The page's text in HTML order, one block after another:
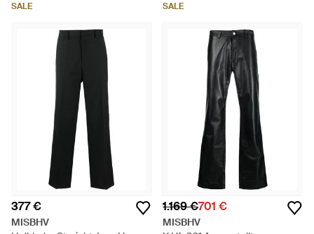
SALE SALE
377 €
MISBHV
1.169 €701 €
MISBHV